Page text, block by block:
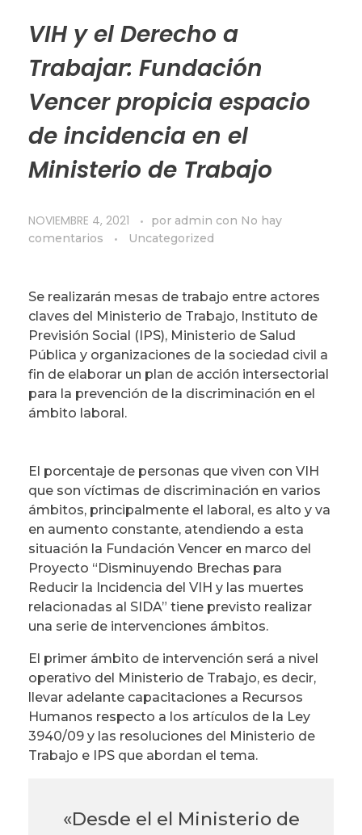
VIH y el Derecho a
Trabajar: Fundación
Vencer propicia espacio
de incidencia en el
Ministerio de Trabajo
NOVIEMBRE 4, 2021 por admin con No hay
comentarios
Uncategorized
Se realizarán mesas de trabajo entre actores
claves del Ministerio de Trabajo, Instituto de
Previsión Social (IPS), Ministerio de Salud
Pública y organizaciones de la sociedad civil a
fin de elaborar un plan de acción intersectorial
para la prevención de la discriminación en el
ámbito laboral.
El porcentaje de personas que viven con VIH
que son víctimas de discriminación en varios
ámbitos, principalmente el laboral, es alto y va
en aumento constante, atendiendo a esta
situación la Fundación Vencer en marco del
Proyecto “Disminuyendo Brechas para
Reducir la Incidencia del VIH y las muertes
relacionadas al SIDA” tiene previsto realizar
una serie de intervenciones ámbitos.
El primer ámbito de intervención será a nivel
operativo del Ministerio de Trabajo, es decir,
llevar adelante capacitaciones a Recursos
Humanos respecto a los artículos de la Ley
3940/09 y las resoluciones del Ministerio de
Trabajo e IPS que abordan el tema.
«Desde el el Ministerio de